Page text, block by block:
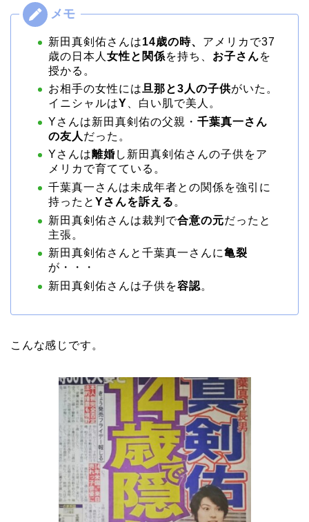
新田真剣佑さんは14歳の時、 アメリカで37
歳の日本人 女性と関係を持ち、 お子さんを
授かる。
お相手の女性には旦那と3人の子供がいた。
イニシャルはY 、白い肌で美人。
Yさんは新田真剣佑の父親・ 千葉真一さん
の友人 だった。
Yさんは離婚 し新田真剣佑さんの子供をア
メリカで育てている。
千葉真一さんは未成年者との関係を強引に
持ったと Yさんを訴える 。
新田真剣佑さんは裁判で合意の元だったと
主張。
新田真剣佑さんと千葉真一さんに亀裂
が・・・
新田真剣佑さんは子供を容認。
こんな感じです。